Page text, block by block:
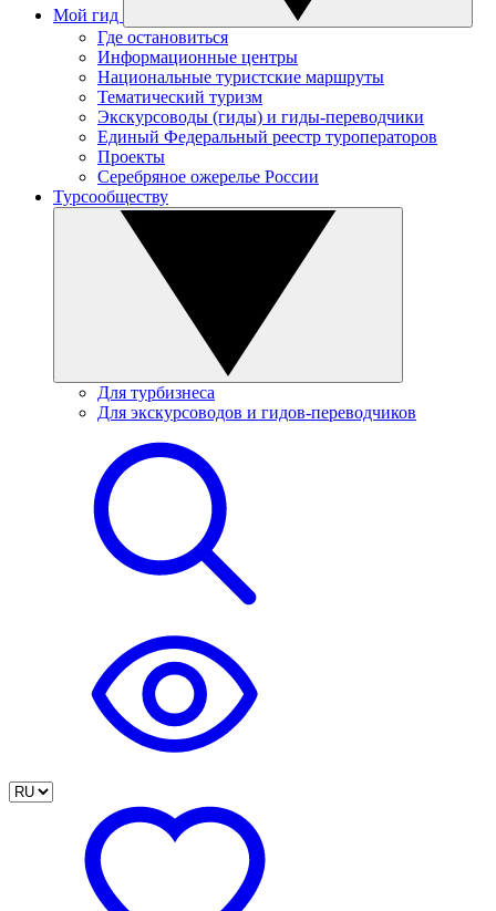
Мой гид
Где остановиться
Информационные центры
Национальные туристские маршруты
Тематический туризм
Экскурсоводы (гиды) и гиды-переводчики
Единый Федеральный реестр туроператоров
Проекты
Серебряное ожерелье России
Турсообществу
Для турбизнеса
Для экскурсоводов и гидов-переводчиков